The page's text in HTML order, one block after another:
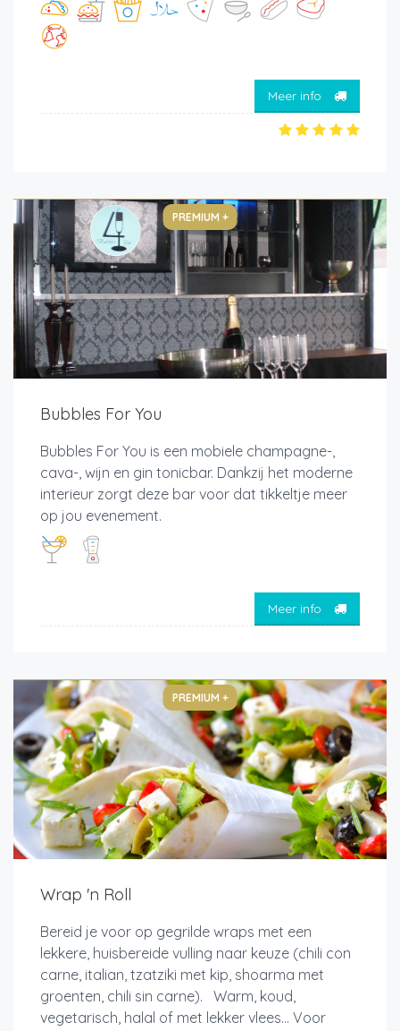
Meer info
PREMIUM +
Bubbles For You
Bubbles For You is een mobiele champagne-,
cava-, wijn en gin tonicbar. Dankzij het moderne
interieur zorgt deze bar voor dat tikkeltje meer
op jou evenement.
Meer info
PREMIUM +
Wrap 'n Roll
Bereid je voor op gegrilde wraps met een
lekkere, huisbereide vulling naar keuze (chili con
carne, italian, tzatziki met kip, shoarma met
groenten, chili sin carne). Warm, koud,
vegetarisch, halal of met lekker vlees... Voor